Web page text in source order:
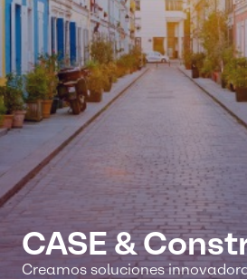
CASE &
Creamos soluciones